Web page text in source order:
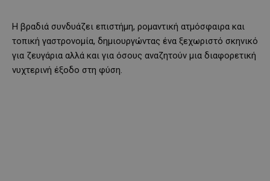
Η βραδιά συνδυάζει επιστήμη, ρομαντική ατμόσφαιρα και
τοπική γαστρονομία, δημιουργώντας ένα ξεχωριστό σκηνικό
για ζευγάρια αλλά και για όσους αναζητούν μια διαφορετική
νυχτερινή έξοδο στη φύση.